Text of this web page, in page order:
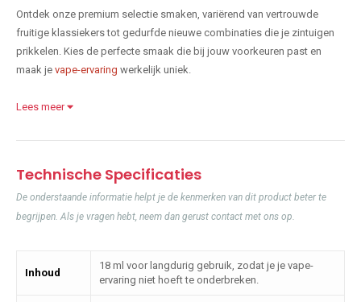
Ontdek onze premium selectie smaken, variërend van vertrouwde
fruitige klassiekers tot gedurfde nieuwe combinaties die je zintuigen
prikkelen. Kies de perfecte smaak die bij jouw voorkeuren past en
maak je vape-ervaring werkelijk uniek.
Lees meer
Technische Specificaties
De onderstaande informatie helpt je de kenmerken van dit product beter te
begrijpen. Als je vragen hebt, neem dan gerust contact met ons op.
Inhoud
18 ml voor langdurig gebruik, zodat je je vape-
ervaring niet hoeft te onderbreken.